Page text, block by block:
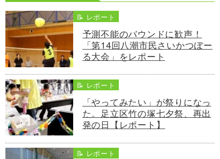
📝 レポート
予測不能のバウンドに歓声！
「第14回八潮市民さいかつぼー
る大会」をレポート
📝 レポート
「やってみたい」が祭りになっ
た。足立区竹の塚七夕祭、再出
発の日【レポート】
📝 レポート